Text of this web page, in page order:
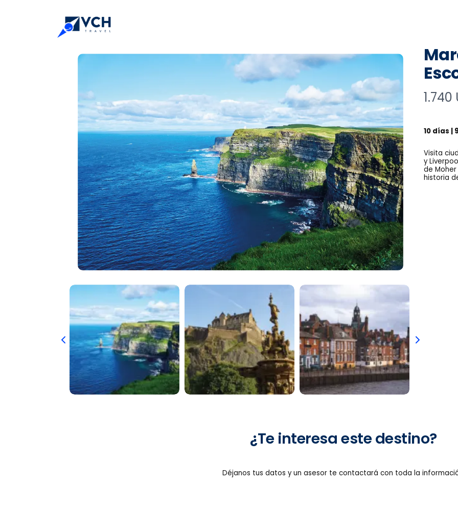
N
w
1.740
10 días |
Visita
y
de
historia
¿Te interesa este destino?
Déjanos tus datos y un asesor te contactará con toda la